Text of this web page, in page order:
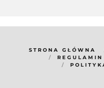
STRONA GŁÓWNA